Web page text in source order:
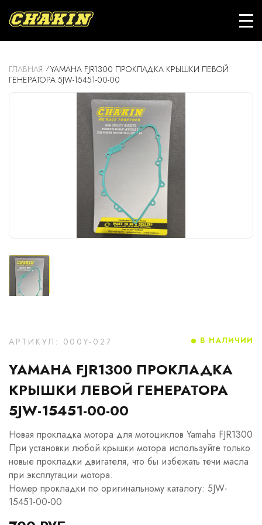
ГЛАВНАЯ
YAMAHA FJR1300 ПРОКЛАДКА КРЫШКИ ЛЕВОЙ
ГЕНЕРАТОРА 5JW-15451-00-00
АРТИКУЛ: 000Y-027
YAMAHA FJR1300 ПРОКЛАДКА
КРЫШКИ ЛЕВОЙ ГЕНЕРАТОРА
5JW-15451-00-00
Новая прокладка мотора для мотоциклов Yamaha FJR1300
При установки любой крышки мотора используйте только
новые прокладки двигателя, что бы избежать течи масла
при эксплутации мотора.
Номер прокладки по оригинальному каталогу: 5JW-
15451-00-00
В НАЛИЧИИ